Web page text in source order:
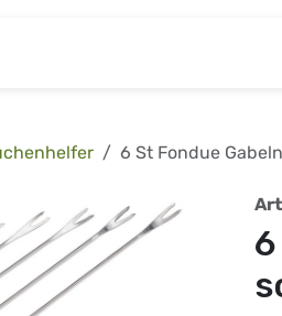
6 St Fondue